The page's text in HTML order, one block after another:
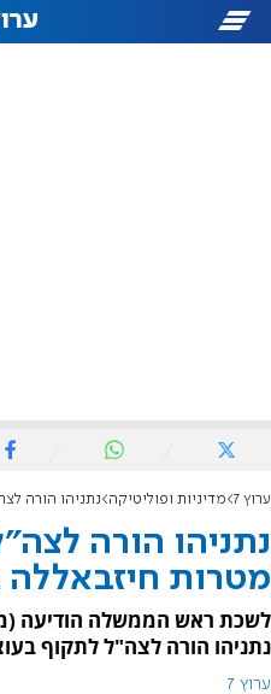
ערוץ 7 מדיניות ופוליטיקה נתניהו הורה לצה"ל
נתניהו הורה
מטרות חיזבאללה
לשכת ראש הממשלה הודיעה
נתניהו הורה לצה"ל לתקוף
ערוץ 7